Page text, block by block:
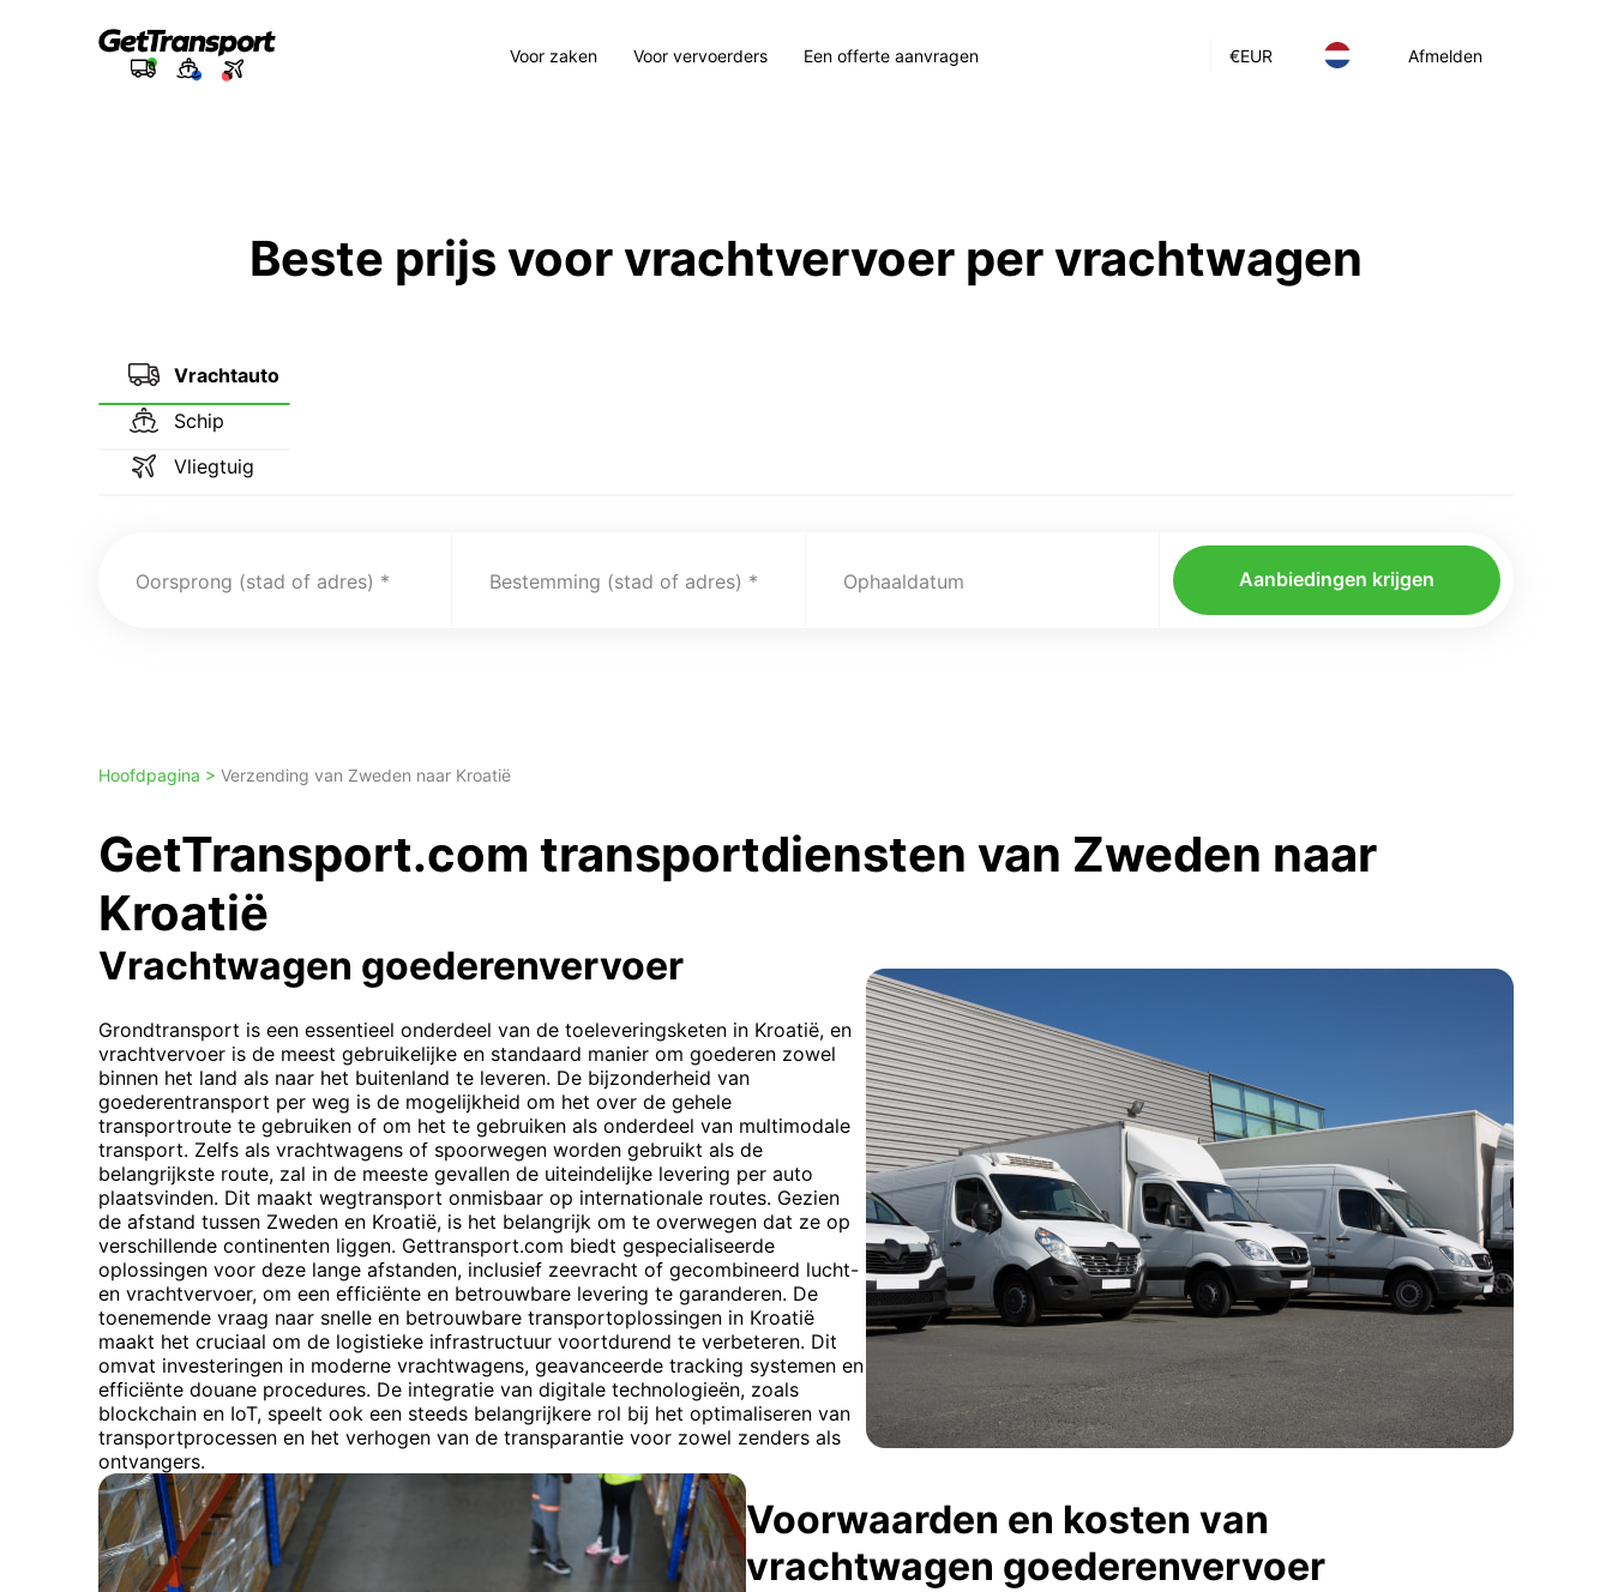
€EUR Afmelden
Voor zaken Voor vervoerders Een offerte aanvragen
Beste prijs voor vrachtvervoer per vrachtwagen
Vrachtauto
Schip
Vliegtuig
Oorsprong (stad of adres) Bestemming (stad of adres) Ophaaldatum Aanbiedingen krijgen
Hoofdpagina > Verzending van Zweden naar Kroatië
GetTransport.com transportdiensten van Zweden naar
Kroatië
Vrachtwagen goederenvervoer
Grondtransport is een essentieel onderdeel van de toeleveringsketen in Kroatië, en
vrachtvervoer is de meest gebruikelijke en standaard manier om goederen zowel
binnen het land als naar het buitenland te leveren. De bijzonderheid van
goederentransport per weg is de mogelijkheid om het over de gehele
transportroute te gebruiken of om het te gebruiken als onderdeel van multimodale
transport. Zelfs als vrachtwagens of spoorwegen worden gebruikt als de
belangrijkste route, zal in de meeste gevallen de uiteindelijke levering per auto
plaatsvinden. Dit maakt wegtransport onmisbaar op internationale routes. Gezien
de afstand tussen Zweden en Kroatië, is het belangrijk om te overwegen dat ze op
verschillende continenten liggen. Gettransport.com biedt gespecialiseerde
oplossingen voor deze lange afstanden, inclusief zeevracht of gecombineerd lucht-
en vrachtvervoer, om een efficiënte en betrouwbare levering te garanderen. De
toenemende vraag naar snelle en betrouwbare transportoplossingen in Kroatië
maakt het cruciaal om de logistieke infrastructuur voortdurend te verbeteren. Dit
omvat investeringen in moderne vrachtwagens, geavanceerde tracking systemen en
efficiënte douane procedures. De integratie van digitale technologieën, zoals
blockchain en IoT, speelt ook een steeds belangrijkere rol bij het optimaliseren van
transportprocessen en het verhogen van de transparantie voor zowel zenders als
ontvangers.
Voorwaarden en kosten van
vrachtwagen goederenvervoer